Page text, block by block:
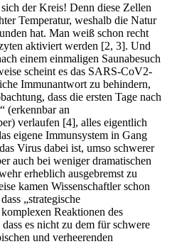
der Kreis! Denn diese Zellen
Temperatur, weshalb die Natur
hat. Man weiß schon recht
aktiviert werden [2, 3]. Und
einem einmaligen Saunabesuch
scheint es das SARS-CoV2-
Immunantwort zu behindern,
dass die ersten Tage nach
(erkennbar an
verlaufen [4], alles eigentlich
eigene Immunsystem in Gang
Virus dabei ist, umso schwerer
auch bei weniger dramatischen
erheblich ausgebremst zu
kamen Wissenschaftler schon
„strategische
Reaktionen des
es nicht zu dem für schwere
und verheerenden